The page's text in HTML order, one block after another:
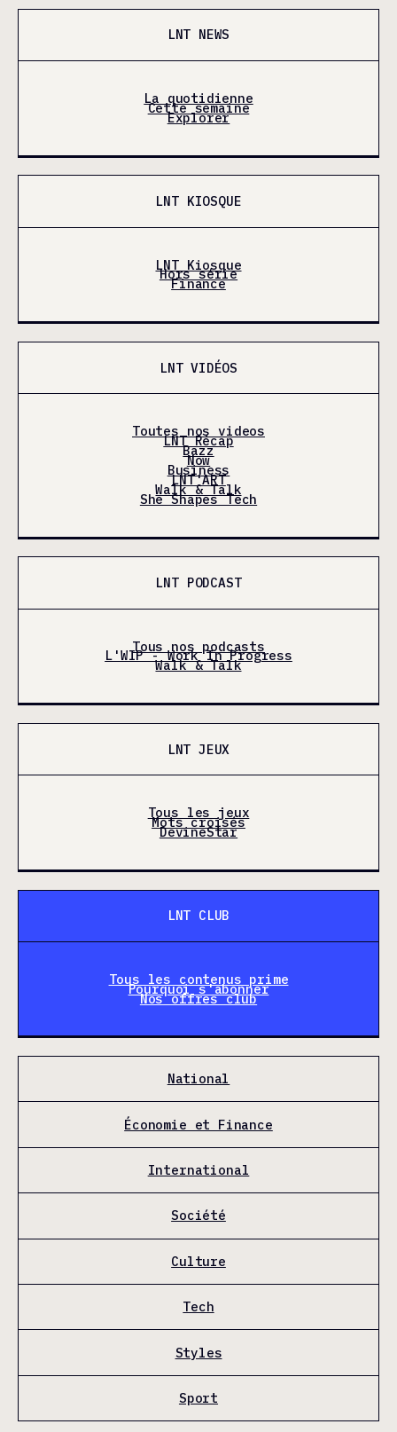
LNT NEWS
La quotidienne
Cette semaine
Explorer
LNT KIOSQUE
LNT Kiosque
Hors série
Finance
LNT VIDÉOS
Toutes nos videos
LNT Récap
Bazz
Now
Business
LNT'ART
Walk & Talk
She Shapes Tech
LNT PODCAST
Tous nos podcasts
L'WIP - Work In Progress
Walk & Talk
LNT JEUX
Tous les jeux
Mots croisés
DevineStar
LNT CLUB
Tous les contenus prime
Pourquoi s'abonner
Nos offres club
National
Économie et Finance
International
Société
Culture
Tech
Styles
Sport